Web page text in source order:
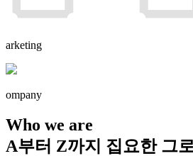
arketing
ompany
Who we are
A부터 Z까지 집요한 그